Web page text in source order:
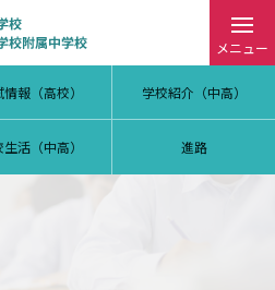
情報（高校） 学校紹介（中高）
活（中高） 進路
メニュー